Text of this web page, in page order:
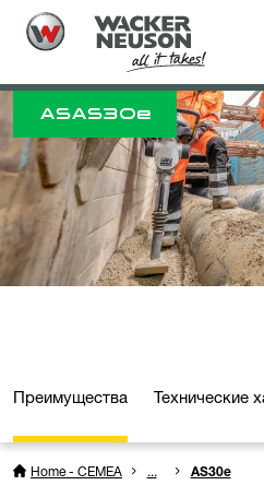
ASAS30e
Преимущества Технические
Home - CEMEA ... AS30e